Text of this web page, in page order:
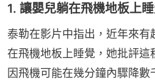
1. 讓嬰兒躺在飛機地板上
泰勒在影片中指出，近年來
在飛機地板上睡覺，她批評這
因飛機可能在幾分鐘內驟降數